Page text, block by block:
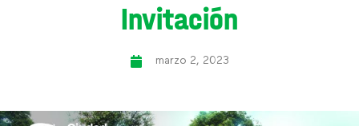
Invitación
marzo 2, 2023